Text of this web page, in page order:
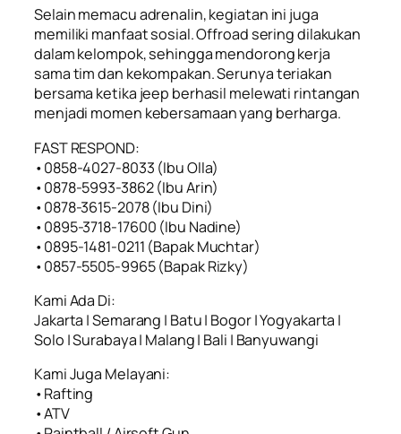
Selain memacu adrenalin, kegiatan ini juga
memiliki manfaat sosial. Offroad sering dilakukan
dalam kelompok, sehingga mendorong kerja
sama tim dan kekompakan. Serunya teriakan
bersama ketika jeep berhasil melewati rintangan
menjadi momen kebersamaan yang berharga.
FAST RESPOND:
•0858-4027-8033 (Ibu Olla)
•0878-5993-3862 (Ibu Arin)
•0878-3615-2078 (Ibu Dini)
•0895-3718-17600 (Ibu Nadine)
•0895-1481-0211 (Bapak Muchtar)
•0857-5505-9965 (Bapak Rizky)
Kami Ada Di:
Jakarta | Semarang | Batu | Bogor | Yogyakarta |
Solo | Surabaya | Malang | Bali | Banyuwangi
Kami Juga Melayani:
•Rafting
•ATV